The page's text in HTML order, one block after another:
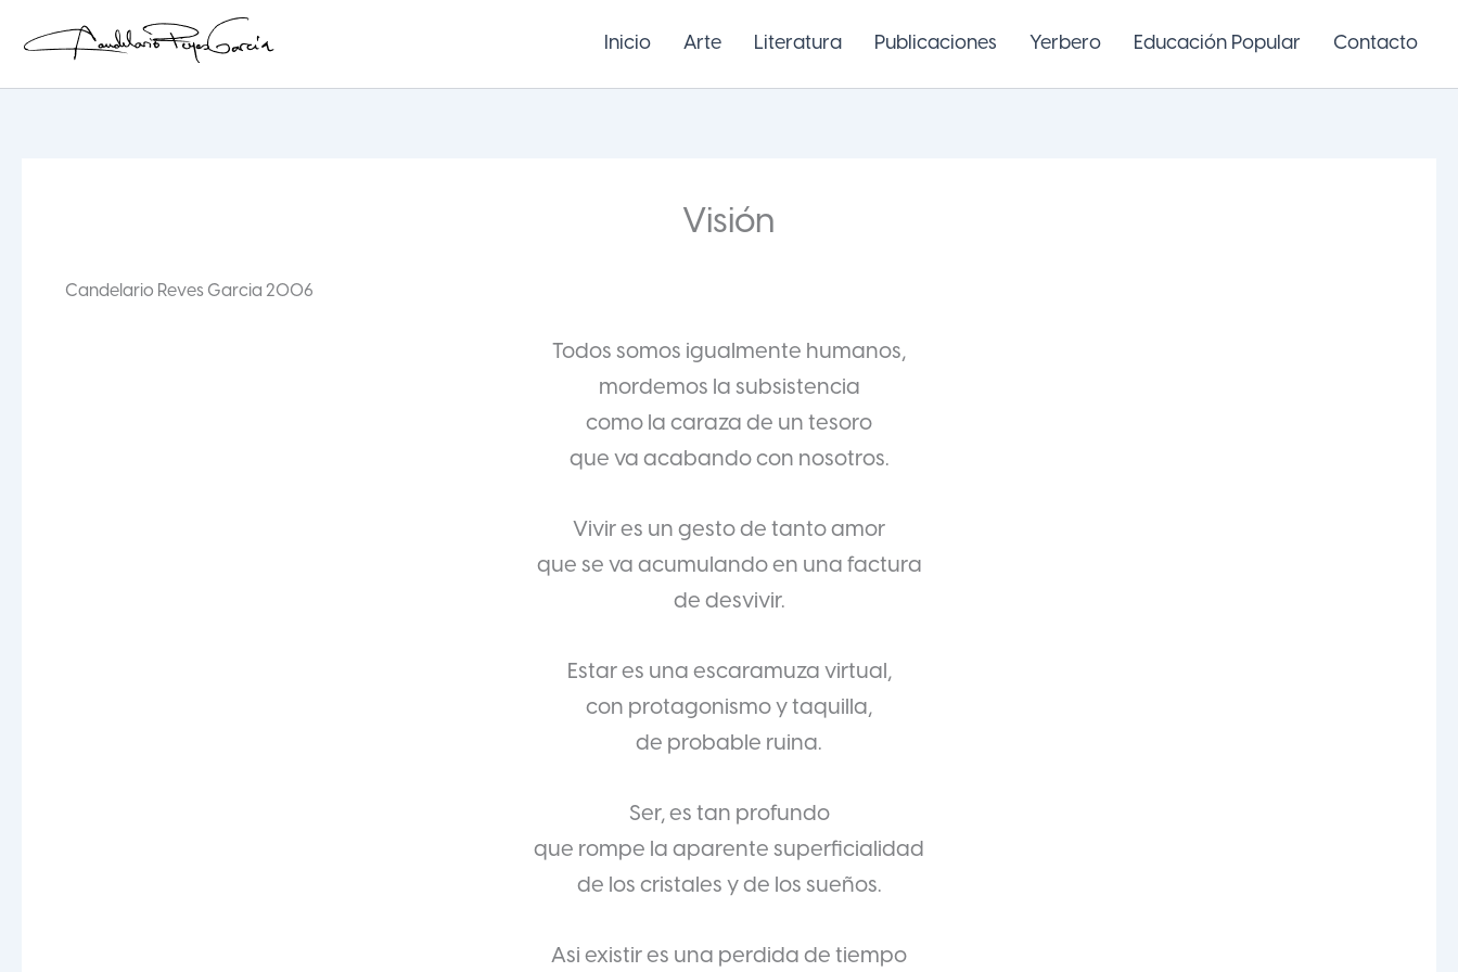
Inicio Arte Literatura Publicaciones Yerbero Educación Popular Contacto
Visión
Candelario Reves Garcia 2006
Todos somos igualmente humanos,
mordemos la subsistencia
como la caraza de un tesoro
que va acabando con nosotros.
Vivir es un gesto de tanto amor
que se va acumulando en una factura
de desvivir.
Estar es una escaramuza virtual,
con protagonismo y taquilla,
de probable ruina.
Ser, es tan profundo
que rompe la aparente superficialidad
de los cristales y de los sueños.
Asi existir es una perdida de tiempo